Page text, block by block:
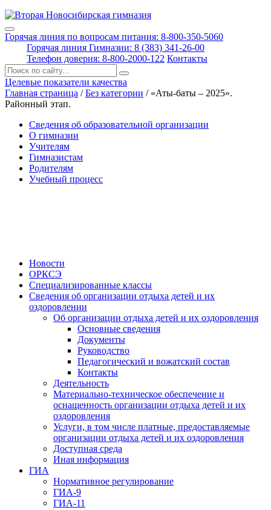
Горячая линия по вопросам питания: 8-800-350-5060
Горячая линия Гимназии: 8 (383) 341-26-00
Телефон доверия: 8-800-2000-122 Контакты
Поиск:
Целевые показатели качества
Главная страница /Без категории / «Аты-баты – 2025».
Районный этап.
Сведения об образовательной организации
О гимназии
Учителям
Гимназистам
Родителям
Учебный процесс
Новости
ОРКСЭ
Специализированные классы
Сведения об организации отдыха детей и их
оздоровлении
Об организации отдыха детей и их оздоровления
Основные сведения
Документы
Руководство
Педагогический и вожатский состав
Контакты
Деятельность
Материально-техническое обеспечение и
оснащенность организации отдыха детей и их
оздоровления
Услуги, в том числе платные, предоставляемые
организации отдыха детей и их оздоровления
Доступная среда
Иная информация
ГИА
Нормативное регулирование
ГИА-9
ГИА-11